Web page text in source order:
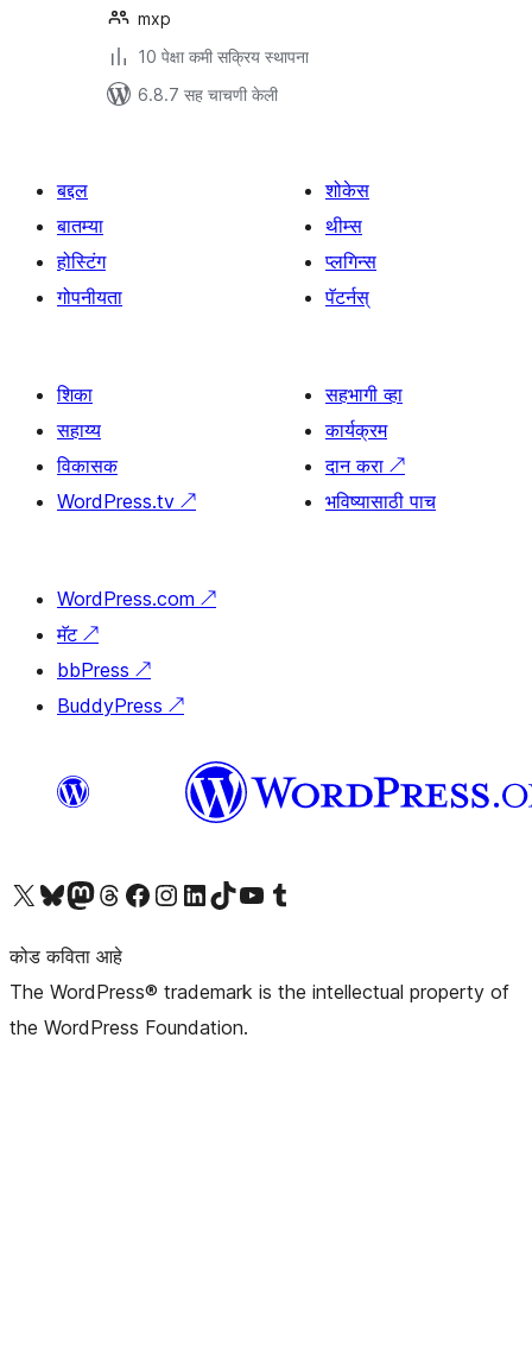
mxp
10 पेक्षा कमी सक्रिय स्थापना
6.8.7 सह चाचणी केली
बद्दल
बातम्या
होस्टिंग
गोपनीयता
शोकेस
थीम्स
प्लगिन्स
पॅटर्नस्
शिका
सहाय्य
विकासक
WordPress.tv ↗
सहभागी व्हा
कार्यक्रम
दान करा ↗
भविष्यासाठी पाच
WordPress.com ↗
मॅट ↗
bbPress ↗
BuddyPress ↗
आमच्या X (एक्स) (पूर्वीचे ट्विटर) खात्याला भेट द्या आमच्या ब्लूस्की खात्याला भेट द्या.आमच्या Mastodon खात्याला भेट द्या.आमच्या थ्रेड्स खात्याला भेट द्या. आमच्या फेसबुक पेजला भेट द्या आमच्या इंस्टाग्राम खात्याला भेट द्या आमच्या लिंक्डइन खात्याला भेट द्या आमच्या टिकटॉक अकाउंटला भेट द्या.आमच्या यूट्यूब चॅनेलला भेट द्या आमच्या टंबलर खात्याला भेट द्या.
कोड कविता आहे
The WordPress® trademark is the intellectual property of
the WordPress Foundation.